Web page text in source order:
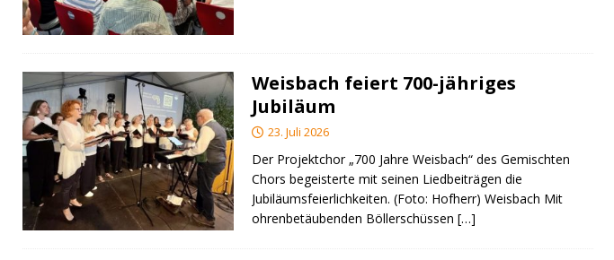
Weisbach feiert 700-jähriges
Jubiläum
23. Juli 2026
Der Projektchor „700 Jahre Weisbach“ des Gemischten
Chors begeisterte mit seinen Liedbeiträgen die
Jubiläumsfeierlichkeiten. (Foto: Hofherr) Weisbach Mit
ohrenbetäubenden Böllerschüssen […]